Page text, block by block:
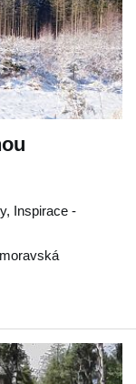
Inspirace -